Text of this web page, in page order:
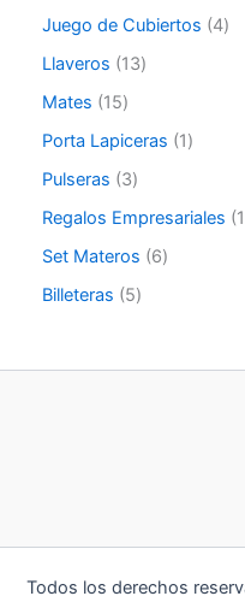
Juego de Cubiertos
4
Llaveros
13
Mates
15
Porta Lapiceras
1
Pulseras
3
Regalos Empresariales
Set Materos
6
Billeteras
5
Todos los derechos